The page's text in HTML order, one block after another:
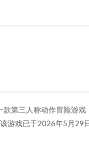
第三人称动作冒险游
游戏已于2026年5月29